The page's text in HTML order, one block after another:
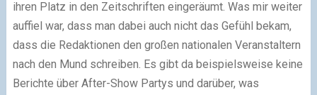
ihren Platz in den Zeitschriften eingeräumt. Was mir weiter
auffiel war, dass man dabei auch nicht das Gefühl bekam,
dass die Redaktionen den großen nationalen Veranstaltern
nach den Mund schreiben. Es gibt da beispielsweise keine
Berichte über After-Show Partys und darüber, was